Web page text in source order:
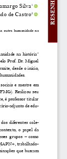
RESENHA
Silva 1
de Castro2
outra  humanidade  na
na  história”
Prof. Dr. Miguel
desde o início,
e  mestre  em
Realizou  seu
é professor titular
adjunto de edu-
dos  diferentes  cole-
o  papel  da
grupos  –  como
trabalhado-
que  buscam